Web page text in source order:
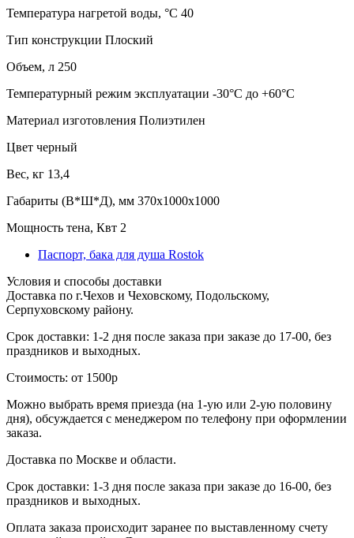
Температура нагретой воды, °C 40
Тип конструкции Плоский
Объем, л 250
Температурный режим эксплуатации -30°C до +60°C
Материал изготовления Полиэтилен
Цвет черный
Вес, кг 13,4
Габариты (В*Ш*Д), мм 370х1000х1000
Мощность тена, Квт 2
Паспорт, бака для душа Rostok
Условия и способы доставки
Доставка по г.Чехов и Чеховскому, Подольскому,
Серпуховскому району.
Срок доставки: 1-2 дня после заказа при заказе до 17-00, без
праздников и выходных.
Стоимость: от 1500р
Можно выбрать время приезда (на 1-ую или 2-ую половину
дня), обсуждается с менеджером по телефону при оформлении
заказа.
Доставка по Москве и области.
Срок доставки: 1-3 дня после заказа при заказе до 16-00, без
праздников и выходных.
Оплата заказа происходит заранее по выставленному счету